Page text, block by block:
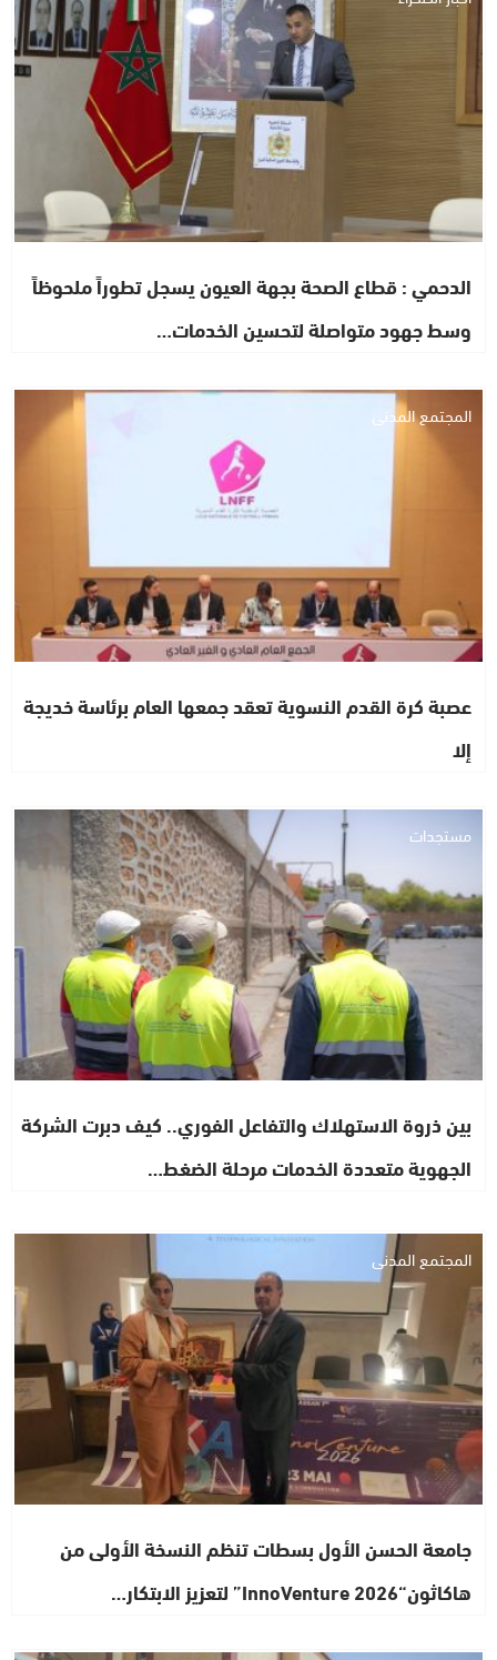
الدحمي : قطاع الصحة بجهة العيون يسجل تطوراً ملحوظاً
وسط جهود متواصلة لتحسين الخدمات…
المجتمع المدني
عصبة كرة القدم النسوية تعقد جمعها العام برئاسة خديجة
إلا
مستجدات
بين ذروة الاستهلاك والتفاعل الفوري.. كيف دبرت الشركة
الجهوية متعددة الخدمات مرحلة الضغط…
المجتمع المدني
جامعة الحسن الأول بسطات تنظم النسخة الأولى من
هاكاثون“InnoVenture 2026” لتعزيز الابتكار…